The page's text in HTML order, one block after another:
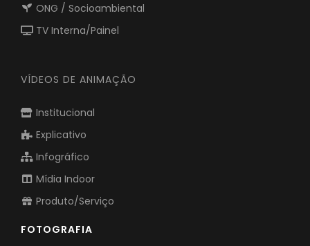
ONG / Socioambiental
TV Interna/Painel
VÍDEOS DE ANIMAÇÃO
Institucional
Explicativo
Infográfico
Mídia Indoor
Produto/Serviço
FOTOGRAFIA